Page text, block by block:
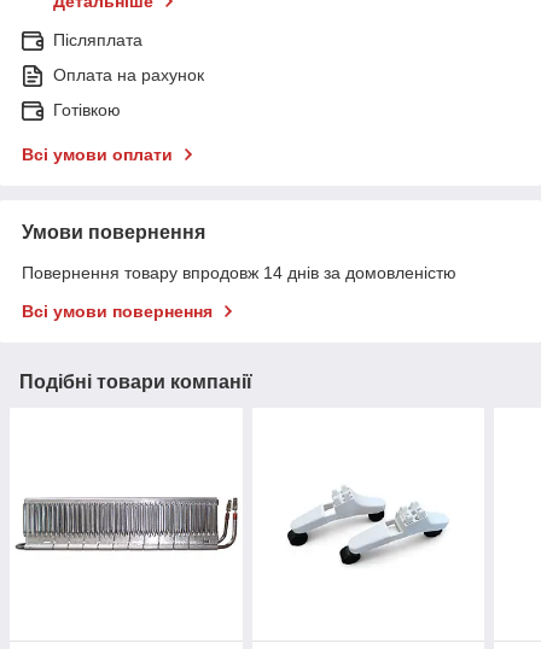
Післяплата
Оплата на рахунок
Готівкою
Всі умови оплати
Умови повернення
Повернення товару впродовж 14 днів за домовленістю
Всі умови повернення
Подібні товари компанії